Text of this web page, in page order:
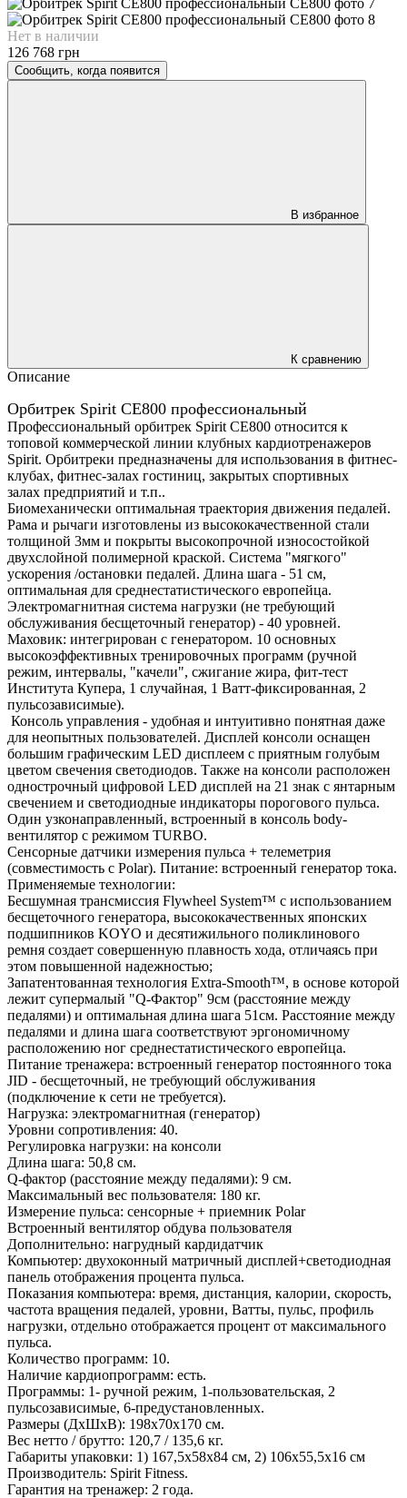
Нет в наличии
126 768 грн
Сообщить, когда появится
В избранное
К сравнению
Описание
Орбитрек Spirit CE800 профессиональный
Профессиональный орбитрек Spirit CE800 относится к
топовой коммерческой линии клубных кардиотренажеров
Spirit. Орбитреки предназначены для использования в фитнес-
клубах, фитнес-залах гостиниц, закрытых спортивных
залах предприятий и т.п..
Биомеханически оптимальная траектория движения педалей.
Рама и рычаги изготовлены из высококачественной стали
толщиной 3мм и покрыты высокопрочной износостойкой
двухслойной полимерной краской. Система "мягкого"
ускорения /остановки педалей. Длина шага - 51 см,
оптимальная для среднестатистического европейца.
Электромагнитная система нагрузки (не требующий
обслуживания бесщеточный генератор) - 40 уровней.
Маховик: интегрирован с генератором. 10 основных
высокоэффективных тренировочных программ (ручной
режим, интервалы, "качели", сжигание жира, фит-тест
Института Купера, 1 случайная, 1 Ватт-фиксированная, 2
пульсозависимые).
Консоль управления - удобная и интуитивно понятная даже
для неопытных пользователей. Дисплей консоли оснащен
большим графическим LED дисплеем с приятным голубым
цветом свечения светодиодов. Также на консоли расположен
однострочный цифровой LED дисплей на 21 знак с янтарным
свечением и светодиодные индикаторы порогового пульса.
Один узконаправленный, встроенный в консоль body-
вентилятор с режимом TURBO.
Сенсорные датчики измерения пульса + телеметрия
(совместимость с Polar). Питание: встроенный генератор тока.
Применяемые технологии:
Бесшумная трансмиссия Flywheel System™ с использованием
бесщеточного генератора, высококачественных японских
подшипников KOYO и десятижильного поликлинового
ремня создает совершенную плавность хода, отличаясь при
этом повышенной надежностью;
Запатентованная технология Extra-Smooth™, в основе которой
лежит супермалый "Q-Фактор" 9см (расстояние между
педалями) и оптимальная длина шага 51см. Расстояние между
педалями и длина шага соответствуют эргономичному
расположению ног среднестатистического европейца.
Питание тренажера: встроенный генератор постоянного тока
JID - бесщеточный, не требующий обслуживания
(подключение к сети не требуется).
Нагрузка: электромагнитная (генератор)
Уровни сопротивления: 40.
Регулировка нагрузки: на консоли
Длина шага: 50,8 см.
Q-фактор (расстояние между педалями): 9 см.
Максимальный вес пользователя: 180 кг.
Измерение пульса: сенсорные + приемник Polar
Встроенный вентилятор обдува пользователя
Дополнительно: нагрудный кардидатчик
Компьютер: двухоконный матричный дисплей+светодиодная
панель отображения процента пульса.
Показания компьютера: время, дистанция, калории, скорость,
частота вращения педалей, уровни, Ватты, пульс, профиль
нагрузки, отдельно отображается процент от максимального
пульса.
Количество программ: 10.
Наличие кардиопрограмм: есть.
Программы: 1- ручной режим, 1-пользовательская, 2
пульсозависимые, 6-предустановленных.
Размеры (ДхШхВ): 198x70x170 см.
Вес нетто / брутто: 120,7 / 135,6 кг.
Габариты упаковки: 1) 167,5x58x84 см, 2) 106x55,5x16 см
Производитель: Spirit Fitness.
Гарантия на тренажер: 2 года.